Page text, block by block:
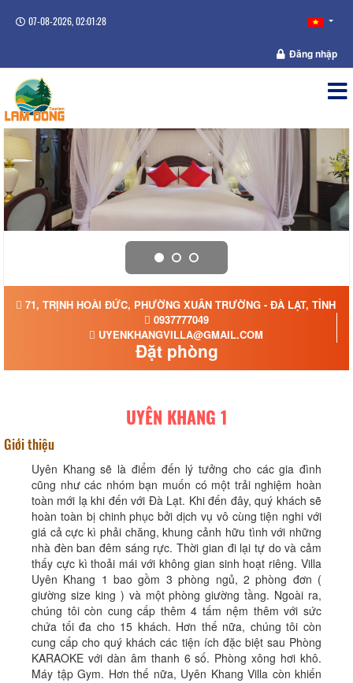
07-08-2026, 02:01:28
Đăng nhập
71, TRỊNH HOÀI ĐỨC, PHƯỜNG XUÂN TRƯỜNG - ĐÀ LẠT, TỈNH
0937777049
UYENKHANGVILLA@GMAIL.COM
Đặt phòng
UYÊN KHANG 1
Giới thiệu
Uyên Khang sẽ là điểm đến lý tưởng cho các gia đình
cũng như các nhóm bạn muốn có một trải nghiệm hoàn
toàn mới lạ khi đến với Đà Lạt. Khi đến đây, quý khách sẽ
hoàn toàn bị chinh phục bởi dịch vụ vô cùng tiện nghi với
giá cả cực kì phải chăng, khung cảnh hữu tình với những
nhà đèn ban đêm sáng rực. Thời gian đi lại tự do và cảm
thấy cực kì thoải mái với không gian sinh hoạt riêng. Villa
Uyên Khang 1 bao gồm 3 phòng ngủ, 2 phòng đơn (
giường size king ) và một phòng giường tầng. Ngoài ra,
chúng tôi còn cung cấp thêm 4 tấm nệm thêm với sức
chứa tối đa cho 15 khách. Hơn thế nữa, chúng tôi còn
cung cấp cho quý khách các tiện ích đặc biệt sau Phòng
KARAOKE với dàn âm thanh 6 số. Phòng xông hơi khô.
Máy tập Gym. Hơn thế nữa, Uyên Khang Villa còn khiến